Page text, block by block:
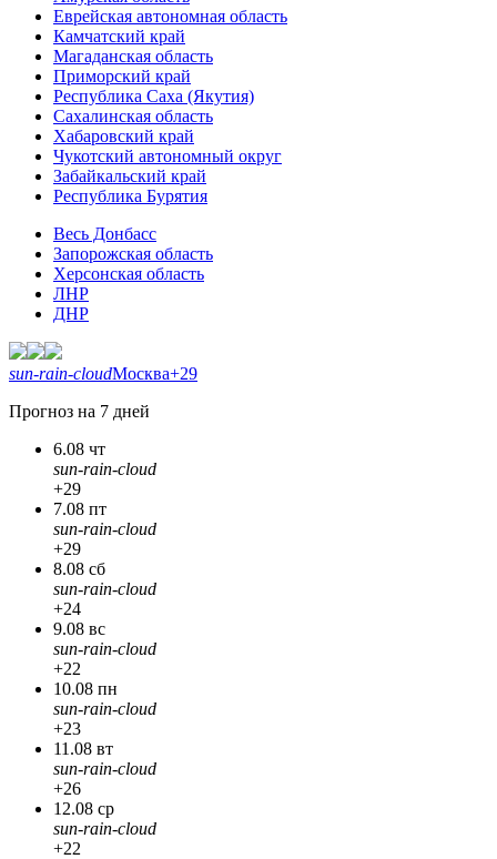
Еврейская автономная область
Камчатский край
Магаданская область
Приморский край
Республика Саха (Якутия)
Сахалинская область
Хабаровский край
Чукотский автономный округ
Забайкальский край
Республика Бурятия
Весь Донбасс
Запорожская область
Херсонская область
ЛНР
ДНР
sun-rain-cloudМосква+29
Прогноз на 7 дней
6.08 чт
sun-rain-cloud
+29
7.08 пт
sun-rain-cloud
+29
8.08 сб
sun-rain-cloud
+24
9.08 вс
sun-rain-cloud
+22
10.08 пн
sun-rain-cloud
+23
11.08 вт
sun-rain-cloud
+26
12.08 ср
sun-rain-cloud
+22